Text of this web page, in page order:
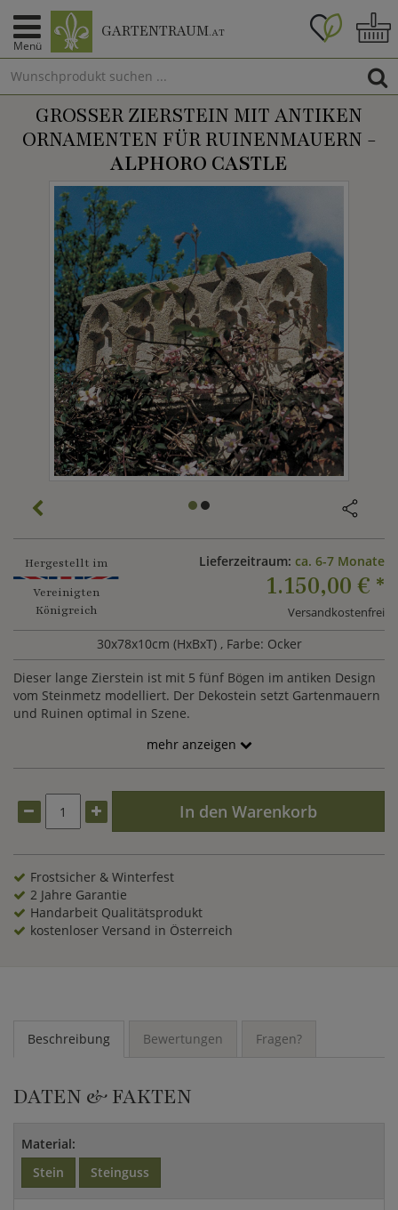
Menü
GARTENTRAUM.AT
GROSSER ZIERSTEIN MIT ANTIKEN O
RNAMENTEN FÜR RUINENMAUERN -
ALPHORO CASTLE
Hergestellt im
Vereinigten
Königreich
Lieferzeitraum: ca. 6-7 Monate
1.150,00 € *
Versandkostenfrei
30x78x10cm (HxBxT) , Farbe: Ocker
Dieser lange Zierstein ist mit 5 fünf Bögen im antiken Design
vom Steinmetz modelliert. Der Dekostein setzt Gartenmauern
und Ruinen optimal in Szene.
mehr anzeigen
In den Warenkorb
Frostsicher & Winterfest
2 Jahre Garantie
Handarbeit Qualitätsprodukt
kostenloser Versand in Österreich
Beschreibung Bewertungen Fragen?
DATEN & FAKTEN
Material:
Stein
Steinguss